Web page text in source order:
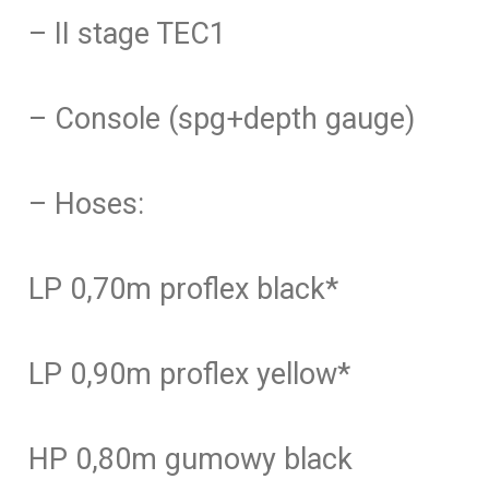
– II stage TEC1
– Console (spg+depth gauge)
– Hoses:
LP 0,70m proflex black*
LP 0,90m proflex yellow*
HP 0,80m gumowy black